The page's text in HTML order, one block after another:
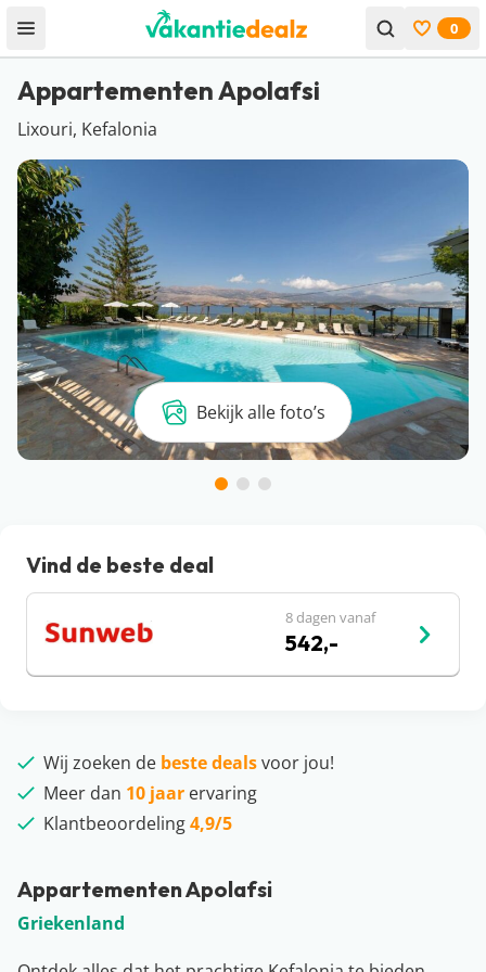
Open menu Bekijk
0
Appartementen Apolafsi
Lixouri, Kefalonia
Bekijk alle foto’s
Appartementen Apolafsi
Griekenland
Vind de beste deal
8 dagen vanaf
542,-
Wij zoeken de beste dealsvoor jou!
Meer dan 10 jaar ervaring
Klantbeoordeling4,9/5